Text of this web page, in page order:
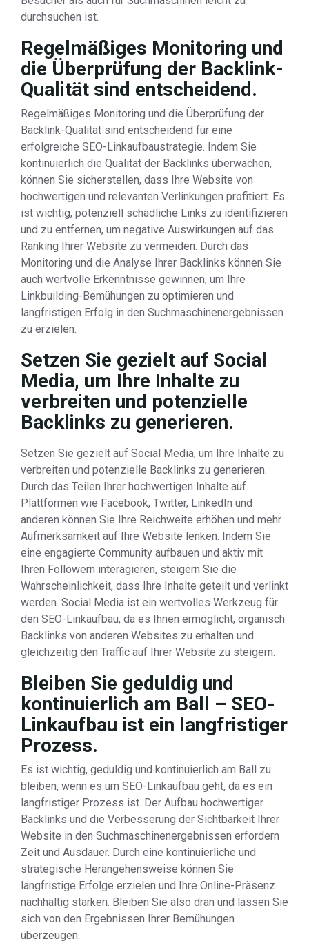
durchsuchen ist.
Regelmäßiges Monitoring und
die Überprüfung der Backlink-
Qualität sind entscheidend.
Regelmäßiges Monitoring und die Überprüfung der
Backlink-Qualität sind entscheidend für eine
erfolgreiche SEO-Linkaufbaustrategie. Indem Sie
kontinuierlich die Qualität der Backlinks überwachen,
können Sie sicherstellen, dass Ihre Website von
hochwertigen und relevanten Verlinkungen profitiert. Es
ist wichtig, potenziell schädliche Links zu identifizieren
und zu entfernen, um negative Auswirkungen auf das
Ranking Ihrer Website zu vermeiden. Durch das
Monitoring und die Analyse Ihrer Backlinks können Sie
auch wertvolle Erkenntnisse gewinnen, um Ihre
Linkbuilding-Bemühungen zu optimieren und
langfristigen Erfolg in den Suchmaschinenergebnissen
zu erzielen.
Setzen Sie gezielt auf Social
Media, um Ihre Inhalte zu
verbreiten und potenzielle
Backlinks zu generieren.
Setzen Sie gezielt auf Social Media, um Ihre Inhalte zu
verbreiten und potenzielle Backlinks zu generieren.
Durch das Teilen Ihrer hochwertigen Inhalte auf
Plattformen wie Facebook, Twitter, LinkedIn und
anderen können Sie Ihre Reichweite erhöhen und mehr
Aufmerksamkeit auf Ihre Website lenken. Indem Sie
eine engagierte Community aufbauen und aktiv mit
Ihren Followern interagieren, steigern Sie die
Wahrscheinlichkeit, dass Ihre Inhalte geteilt und verlinkt
werden. Social Media ist ein wertvolles Werkzeug für
den SEO-Linkaufbau, da es Ihnen ermöglicht, organisch
Backlinks von anderen Websites zu erhalten und
gleichzeitig den Traffic auf Ihrer Website zu steigern.
Bleiben Sie geduldig und
kontinuierlich am Ball – SEO-
Linkaufbau ist ein langfristiger
Prozess.
Es ist wichtig, geduldig und kontinuierlich am Ball zu
bleiben, wenn es um SEO-Linkaufbau geht, da es ein
langfristiger Prozess ist. Der Aufbau hochwertiger
Backlinks und die Verbesserung der Sichtbarkeit Ihrer
Website in den Suchmaschinenergebnissen erfordern
Zeit und Ausdauer. Durch eine kontinuierliche und
strategische Herangehensweise können Sie
langfristige Erfolge erzielen und Ihre Online-Präsenz
nachhaltig stärken. Bleiben Sie also dran und lassen Sie
sich von den Ergebnissen Ihrer Bemühungen
überzeugen.